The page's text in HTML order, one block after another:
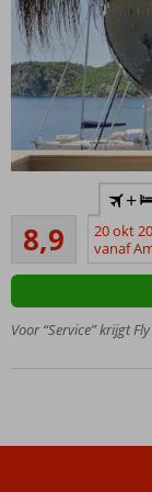
mogelijk
Only
Adult:
minimale
16 jaar
en
8,9
Aanrader
21
beoordelingen
+
20 okt
vanaf
Voor “Service” krijgt